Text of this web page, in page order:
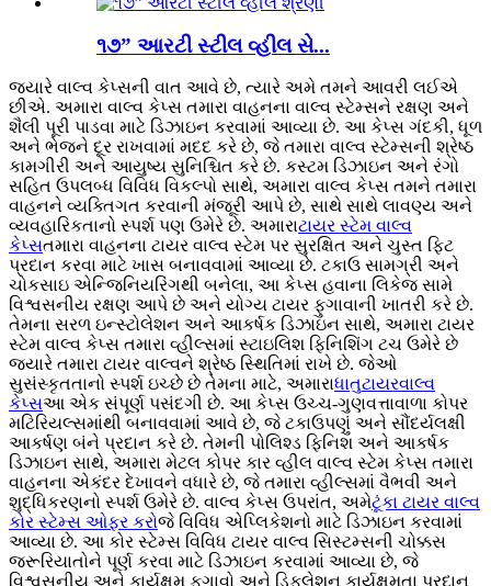
૧૭” આરટી સ્ટીલ વ્હીલ સે...
જ્યારે વાલ્વ કેપ્સની વાત આવે છે, ત્યારે અમે તમને આવરી લઈએ
છીએ. અમારા વાલ્વ કેપ્સ તમારા વાહનના વાલ્વ સ્ટેમ્સને રક્ષણ અને
શૈલી પૂરી પાડવા માટે ડિઝાઇન કરવામાં આવ્યા છે. આ કેપ્સ ગંદકી, ધૂળ
અને ભેજને દૂર રાખવામાં મદદ કરે છે, જે તમારા વાલ્વ સ્ટેમ્સની શ્રેષ્ઠ
કામગીરી અને આયુષ્ય સુનિશ્ચિત કરે છે. કસ્ટમ ડિઝાઇન અને રંગો
સહિત ઉપલબ્ધ વિવિધ વિકલ્પો સાથે, અમારા વાલ્વ કેપ્સ તમને તમારા
વાહનને વ્યક્તિગત કરવાની મંજૂરી આપે છે, સાથે સાથે લાવણ્ય અને
વ્યવહારિકતાનો સ્પર્શ પણ ઉમેરે છે. અમારાટાયર સ્ટેમ વાલ્વ
કેપ્સતમારા વાહનના ટાયર વાલ્વ સ્ટેમ પર સુરક્ષિત અને ચુસ્ત ફિટ
પ્રદાન કરવા માટે ખાસ બનાવવામાં આવ્યા છે. ટકાઉ સામગ્રી અને
ચોકસાઇ એન્જિનિયરિંગથી બનેલા, આ કેપ્સ હવાના લિકેજ સામે
વિશ્વસનીય રક્ષણ આપે છે અને યોગ્ય ટાયર ફુગાવાની ખાતરી કરે છે.
તેમના સરળ ઇન્સ્ટોલેશન અને આકર્ષક ડિઝાઇન સાથે, અમારા ટાયર
સ્ટેમ વાલ્વ કેપ્સ તમારા વ્હીલ્સમાં સ્ટાઇલિશ ફિનિશિંગ ટચ ઉમેરે છે
જ્યારે તમારા ટાયર વાલ્વને શ્રેષ્ઠ સ્થિતિમાં રાખે છે. જેઓ
સુસંસ્કૃતતાનો સ્પર્શ ઇચ્છે છે તેમના માટે, અમારાધાતુટાયરવાલ્વ
કેપ્સઆ એક સંપૂર્ણ પસંદગી છે. આ કેપ્સ ઉચ્ચ-ગુણવત્તાવાળા કોપર
મટિરિયલ્સમાંથી બનાવવામાં આવે છે, જે ટકાઉપણું અને સૌંદર્યલક્ષી
આકર્ષણ બંને પ્રદાન કરે છે. તેમની પોલિશ્ડ ફિનિશ અને આકર્ષક
ડિઝાઇન સાથે, અમારા મેટલ કોપર કાર વ્હીલ વાલ્વ સ્ટેમ કેપ્સ તમારા
વાહનના એકંદર દેખાવને વધારે છે, જે તમારા વ્હીલ્સમાં વૈભવી અને
શુદ્ધિકરણનો સ્પર્શ ઉમેરે છે. વાલ્વ કેપ્સ ઉપરાંત, અમેટૂંકા ટાયર વાલ્વ
કોર સ્ટેમ્સ ઓફર કરોજે વિવિધ એપ્લિકેશનો માટે ડિઝાઇન કરવામાં
આવ્યા છે. આ કોર સ્ટેમ્સ વિવિધ ટાયર વાલ્વ સિસ્ટમ્સની ચોક્કસ
જરૂરિયાતોને પૂર્ણ કરવા માટે ડિઝાઇન કરવામાં આવ્યા છે, જે
વિશ્વસનીય અને કાર્યક્ષમ ફુગાવો અને ડિફ્લેશન કાર્યક્ષમતા પ્રદાન